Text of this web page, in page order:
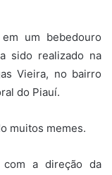
um bebedouro
sido realizado na
Vieira, no bairro
do Piauí.
muitos memes.
a direção da